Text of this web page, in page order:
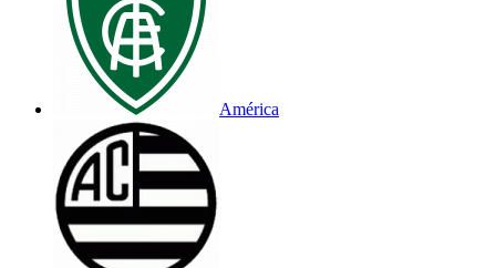
América